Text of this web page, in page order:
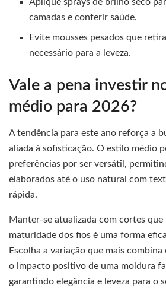
camadas e conferir saúde.
Evite mousses pesados que
necessário para a leveza.
Vale a pena investir
médio para 2026?
A tendência para este ano reforça a
aliada à sofisticação. O estilo médio
preferências por ser versátil,
elaborados até o uso natural com
rápida.
Manter-se atualizada com cortes que
maturidade dos fios é uma forma
Escolha a variação que mais
o impacto positivo de uma moldura
garantindo elegância e leveza para o